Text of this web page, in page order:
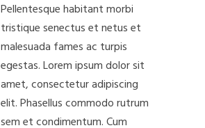
Pellentesque habitant morbi
tristique senectus et netus et
malesuada fames ac turpis
egestas. Lorem ipsum dolor sit
amet, consectetur adipiscing
elit. Phasellus commodo rutrum
sem et condimentum. Cum